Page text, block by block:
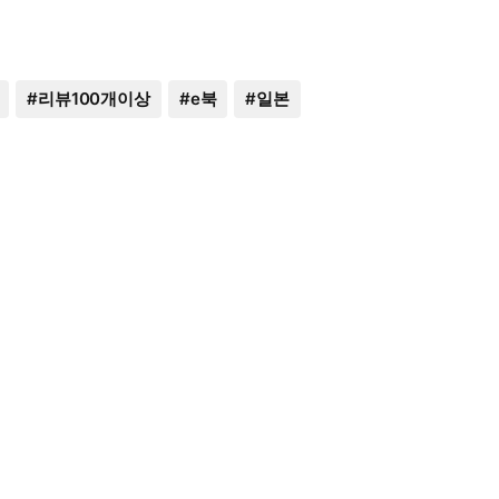
#리뷰100개이상 #e북 #일본